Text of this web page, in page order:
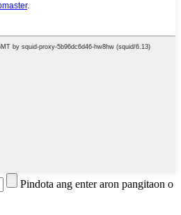
Pindota ang enter aron pangitaon o